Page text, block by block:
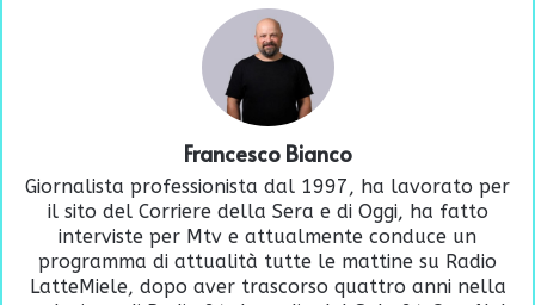
Francesco Bianco
Giornalista professionista dal 1997, ha lavorato per
il sito del Corriere della Sera e di Oggi, ha fatto
interviste per Mtv e attualmente conduce un
programma di attualità tutte le mattine su Radio
LatteMiele, dopo aver trascorso quattro anni nella